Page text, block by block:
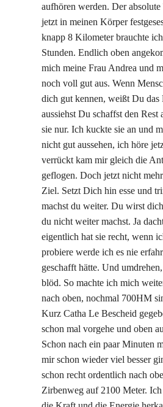
aufhören werden. Der
jetzt in meinen Körper
knapp 8 Kilometer brauchte
Stunden. Endlich oben
mich meine Frau Andrea und
noch voll gut aus. Wenn
dich gut kennen, weißt Du das
aussiehst Du schaffst den Rest
sie nur. Ich kuckte sie an und
nicht gut aussehen, ich höre
verrückt kam mir gleich die
geflogen. Doch jetzt nicht
Ziel. Setzt Dich hin esse und
machst du weiter. Du wirst
du nicht weiter machst. Ja
eigentlich hat sie recht, wenn
probiere werde ich es nie
geschafft hätte. Und
blöd. So machte ich mich
nach oben, nochmal 700HM
Kurz Catha Le Bescheid
schon mal vorgehe und oben
Schon nach ein paar Minuten
mir schon wieder viel besser
schon recht ordentlich nach
Zirbenweg auf 2100 Meter.